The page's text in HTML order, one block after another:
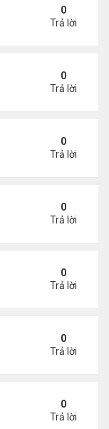
về lãnh thổ
0
Trả lời
lễ tưởng niệm
0
Trả lời
khi ám sát Charlie
0
Trả lời
un khi đưa con gái
0
Trả lời
tiết về ý tưởng
0
Trả lời
lửa căng thẳng
0
Trả lời
dầu mỏ Nga
0
Trả lời